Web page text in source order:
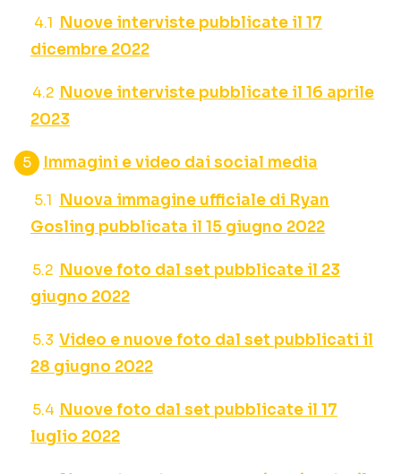
Nuove interviste pubblicate il 17
dicembre 2022
Nuove interviste pubblicate il 16 aprile
2023
Immagini e video dai social media
Nuova immagine ufficiale di Ryan
Gosling pubblicata il 15 giugno 2022
Nuove foto dal set pubblicate il 23
giugno 2022
Video e nuove foto dal set pubblicati il
28 giugno 2022
Nuove foto dal set pubblicate il 17
luglio 2022